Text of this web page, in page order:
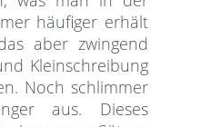
häufiger erhält
aber zwingend
Kleinschreibung
Noch schlimmer
aus. Dieses